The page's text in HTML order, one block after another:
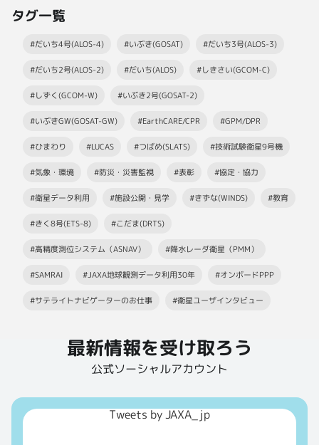
タグ一覧
#だいち4号(ALOS-4) #いぶき(GOSAT) #だいち3号(ALOS-3)
#だいち2号(ALOS-2) #だいち(ALOS) #しきさい(GCOM-C)
#しずく(GCOM-W) #いぶき2号(GOSAT-2)
#いぶきGW(GOSAT-GW) #EarthCARE/CPR #GPM/DPR
#ひまわり #LUCAS #つばめ(SLATS) #技術試験衛星9号機
#気象・環境 #防災・災害監視 #表彰 #協定・協力
#衛星データ利用 #施設公開・見学 #きずな(WINDS) #教育
#きく8号(ETS-8) #こだま(DRTS)
#高精度測位システム（ASNAV） #降水レーダ衛星（PMM）
#SAMRAI #JAXA地球観測データ利用30年 #オンボードPPP
#サテライトナビゲーターのお仕事 #衛星ユーザインタビュー
最新情報を受け取ろう
公式ソーシャルアカウント
Tweets by JAXA_jp